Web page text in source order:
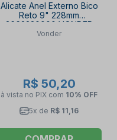
Alicate Anel Externo Bico
Reto 9" 228mm
3662230000 VONDER
Vonder
R$ 50,20
à vista no PIX com 10% OFF
5x de R$ 11,16